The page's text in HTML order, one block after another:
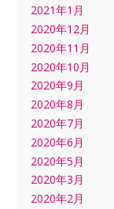
2021年1月
2020年12月
2020年11月
2020年10月
2020年9月
2020年8月
2020年7月
2020年6月
2020年5月
2020年3月
2020年2月